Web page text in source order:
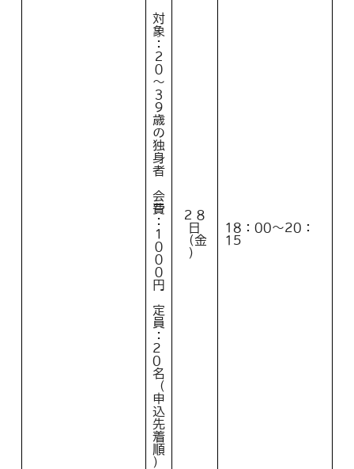
対
象
：
２
０
～
３
９
歳
の
独
身
者
会
費
：
１
０
０
０
円
定
員
：
2
0
名
（
申
込
先
着
順
）
２８
日
（金
）
18：00～20：
15